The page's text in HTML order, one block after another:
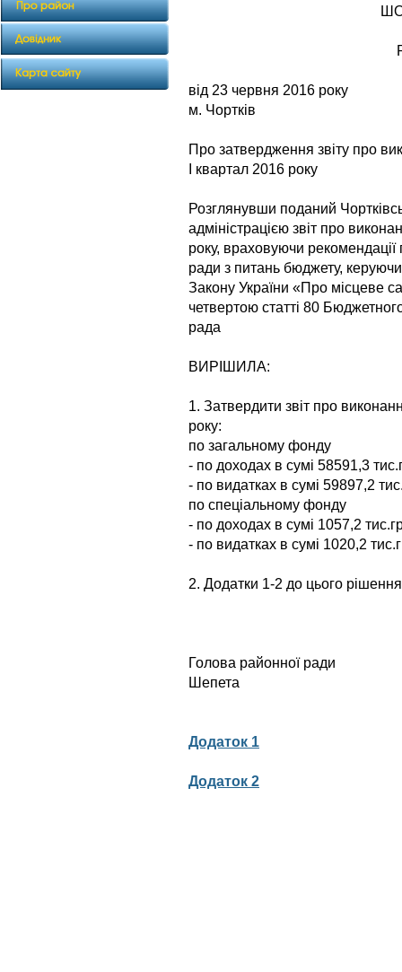
від 23
м. Чортків
Про затвердження звіту про
І квартал 2016 року
Розглянувши поданий
адміністрацією звіт про
року, враховуючи рекомендації
ради з питань бюджету,
Закону України «Про місцеве
четвертою статті 80
рада
ВИРІШИЛА:
1. Затвердити звіт про
року:
по загальному фонду
- по доходах в сумі 58591,3
- по видатках в сумі 59897,2
по спеціальному фонду
- по доходах в сумі 1057,2
- по видатках в сумі 1020,2
2. Додатки 1-2 до цього
Голова
Шепета
Додаток 1
Додаток 2